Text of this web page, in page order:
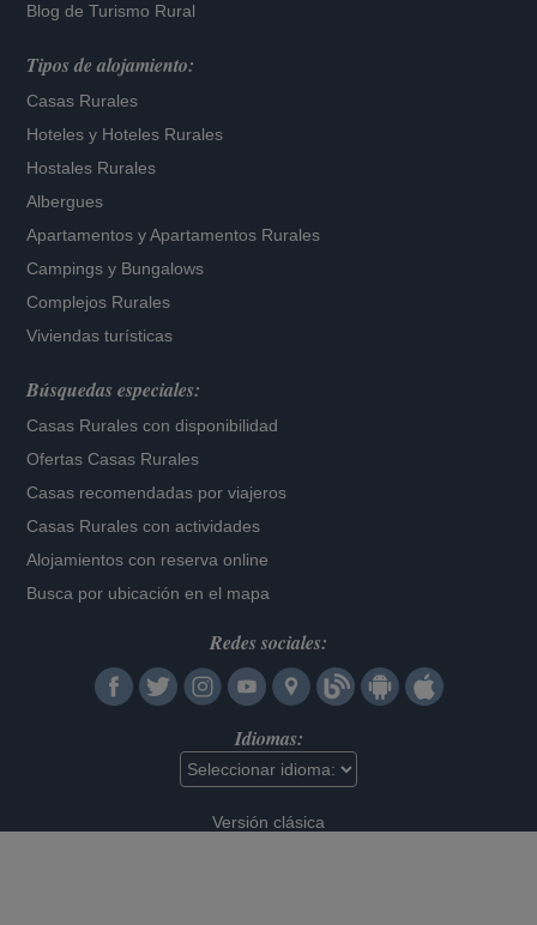
Blog de Turismo Rural
Tipos de alojamiento:
Casas Rurales
Hoteles y Hoteles Rurales
Hostales Rurales
Albergues
Apartamentos yApartamentos Rurales
Campings y Bungalows
Complejos Rurales
Viviendas turísticas
Búsquedas especiales:
Casas Rurales con disponibilidad
Ofertas Casas Rurales
Casas recomendadas por viajeros
Casas Rurales con actividades
Alojamientos con reserva online
Busca por ubicación en el mapa
Redes sociales:
Idiomas:
Versión clásica